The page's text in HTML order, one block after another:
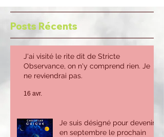
Posts Récents
J'ai visité le rite dit de Stricte
Observance, on n'y comprend rien. Je
ne reviendrai pas.
16 avr.
Je suis désigné pour devenir
en septembre le prochain